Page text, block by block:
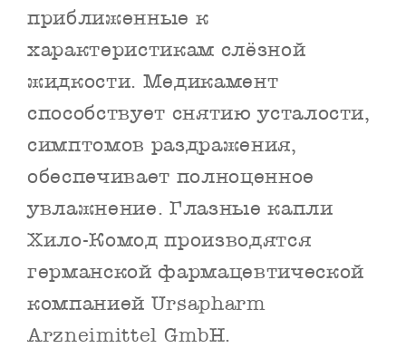
приближенные к
характеристикам слёзной
жидкости. Медикамент
способствует снятию усталости,
симптомов раздражения,
обеспечивает полноценное
увлажнение. Глазные капли
Хило-Комод производятся
германской фармацевтической
компанией Ursapharm
Arzneimittel GmbH.